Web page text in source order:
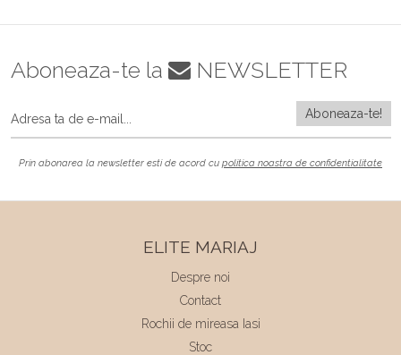
Aboneaza-te la NEWSLETTER
Prin abonarea la newsletter esti de acord cu politica noastra de confidentialitate
ELITE MARIAJ
Despre noi
Contact
Rochii de mireasa Iasi
Stoc